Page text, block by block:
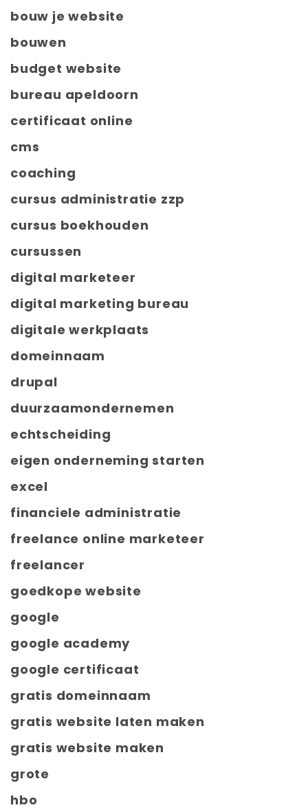
bouw je website
bouwen
budget website
bureau apeldoorn
certificaat online
cms
coaching
cursus administratie zzp
cursus boekhouden
cursussen
digital marketeer
digital marketing bureau
digitale werkplaats
domeinnaam
drupal
duurzaamondernemen
echtscheiding
eigen onderneming starten
excel
financiele administratie
freelance online marketeer
freelancer
goedkope website
google
google academy
google certificaat
gratis domeinnaam
gratis website laten maken
gratis website maken
grote
hbo